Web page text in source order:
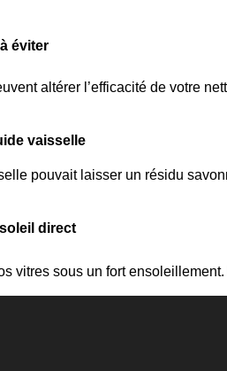
éviter
altérer l’efficacité de votre
vaisselle
pouvait laisser un résidu
direct
vitres sous un fort